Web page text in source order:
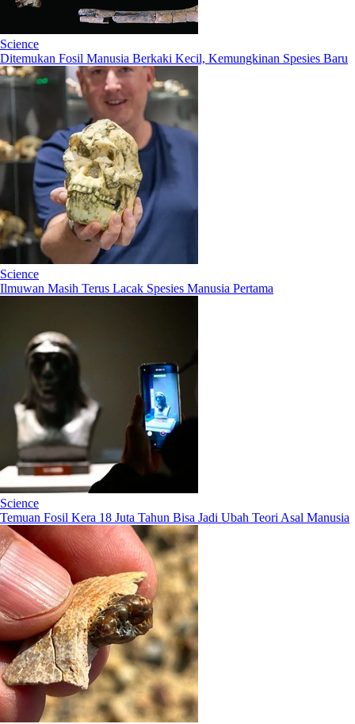
Science
Ditemukan Fosil Manusia Berkaki Kecil, Kemungkinan Spesies Baru
Science
Ilmuwan Masih Terus Lacak Spesies Manusia Pertama
Science
Temuan Fosil Kera 18 Juta Tahun Bisa Jadi Ubah Teori Asal Manusia